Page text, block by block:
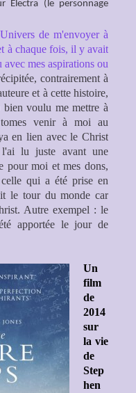
Electra (le personnage
de m'envoyer à
à chaque fois, il y avait
mes aspirations ou
contrairement à
et à cette histoire,
bien voulu me mettre à
venir à moi au
en lien avec le Christ
l'ai lu juste avant une
pour moi et mes dons,
qui a été prise en
le tour du monde car
Autre exempel : le
apportée le jour de
Un
film
de
2014
sur
la vie
de
Step
hen